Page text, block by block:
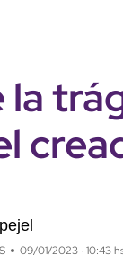
la
09/01/2023 · 10:43